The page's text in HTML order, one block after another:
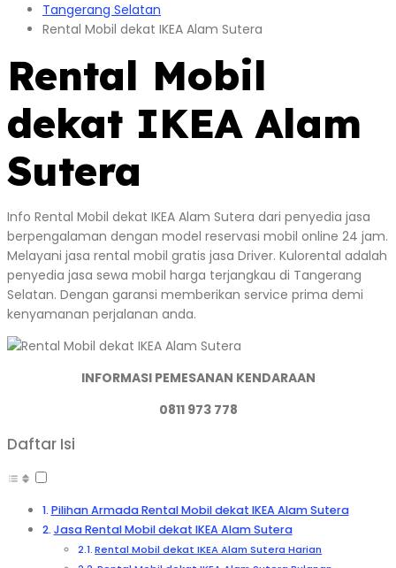
Tangerang Selatan
Rental Mobil dekat IKEA Alam Sutera
Rental Mobil
dekat IKEA Alam
Sutera
Info Rental Mobil dekat IKEA Alam Sutera dari penyedia jasa
berpengalaman dengan model reservasi mobil online 24 jam.
Melayani jasa rental mobil gratis jasa Driver. Kulorental adalah
penyedia jasa sewa mobil harga terjangkau di Tangerang
Selatan. Dengan garansi memberikan service prima demi
kenyamanan perjalanan anda.
INFORMASI PEMESANAN KENDARAAN
0811 973 778
Daftar Isi
Pilihan Armada Rental Mobil dekat IKEA Alam Sutera
Jasa Rental Mobil dekat IKEA Alam Sutera
Rental Mobil dekat IKEA Alam Sutera Harian